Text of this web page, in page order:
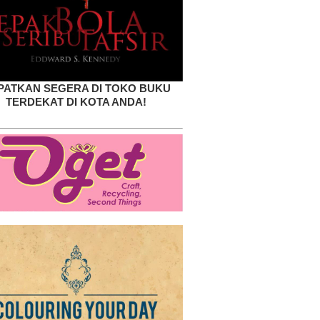
SEGERA DI TOKO BUKU
TERDEKAT DI KOTA ANDA!